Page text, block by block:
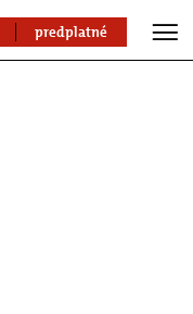
predplatné